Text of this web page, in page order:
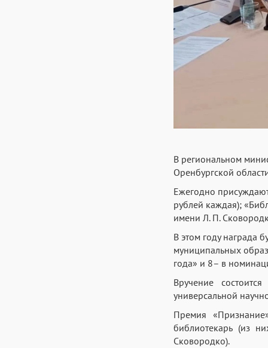
В региональном
Оренбургской
Ежегодно
рублей каждая);
имени Л. П.
В этом году награда
муниципальных
года» и 8– в
Вручение
универсальной
Премия
библиотекарь (из
Сковородко).